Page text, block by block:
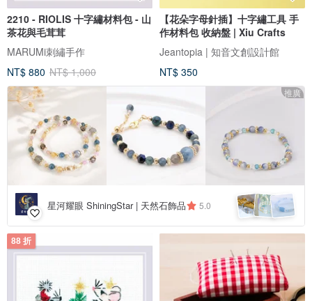
2210 - RIOLIS 十字繡材料包 - 山
茶花與毛茸茸
MARUMi刺繡手作
NT$ 880 NT$ 1,000
【花朵字母針插】十字繡工具 手
作材料包 收納盤 | Xiu Crafts
Jeantopia | 知音文創設計館
NT$ 350
推廣
星河耀眼 ShiningStar | 天然石飾品 5.0
88 折